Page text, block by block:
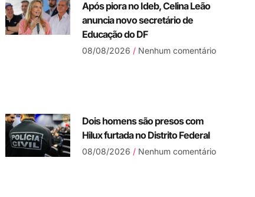
Após piora no Ideb, Celina Leão
anuncia novo secretário de
Educação do DF
08/08/2026 Nenhum comentário
Dois homens são presos com
Hilux furtada no Distrito Federal
08/08/2026 Nenhum comentário